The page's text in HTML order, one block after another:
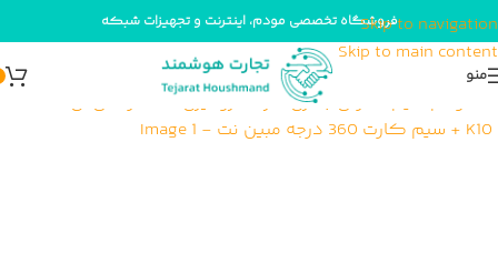
Skip to navigation
Skip to main content
فروشگاه تخصصی مودم، اینترنت و تجهیزات شبکه
منو